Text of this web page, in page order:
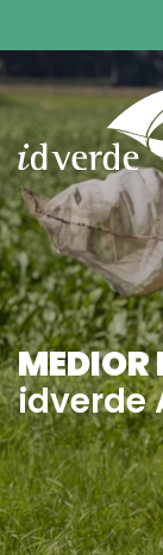
MEDIOR
idverde